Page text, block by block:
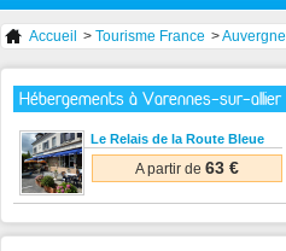
Accueil > Tourisme France >Auvergne
Hébergements à Varennes-sur-allier
Le Relais de la Route Bleue
A partir de 63 €